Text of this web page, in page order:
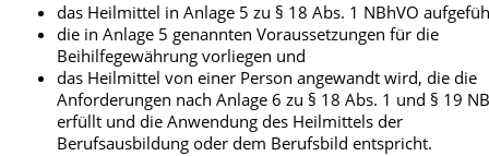
das Heilmittel in Anlage 5 zu § 18 Abs. 1 NBhVO
die in Anlage 5 genannten Voraussetzungen für die
Beihilfegewährung vorliegen und
das Heilmittel von einer Person angewandt wird, die die
Anforderungen nach Anlage 6 zu § 18 Abs. 1 und § 19
erfüllt und die Anwendung des Heilmittels der
Berufsausbildung oder dem Berufsbild entspricht.